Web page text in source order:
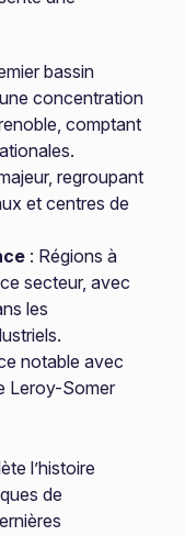
bassin
concentration
comptant
regroupant
et centres de
: Régions à
secteur, avec
les
notable avec
Leroy-Somer
l’histoire
de